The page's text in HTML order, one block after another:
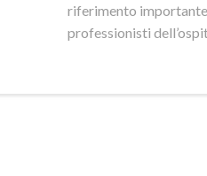
riferimento
professionisti